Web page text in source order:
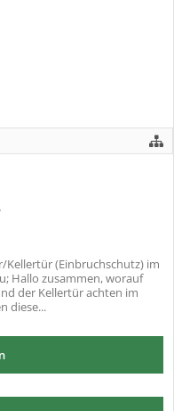
Kellertür (Einbruchschutz) im
Hallo zusammen, worauf
der Kellertür achten im
diese...